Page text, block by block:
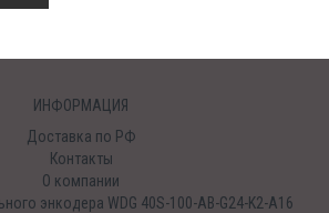
ИНФОРМАЦИЯ
Доставка по РФ
Контакты
О компании
энкодера WDG 40S-100-AB-G24-K2-A16